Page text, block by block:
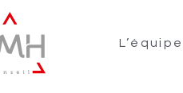
L’équipe